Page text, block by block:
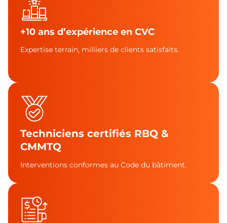
+10 ans d’expérience en CVC
Expertise terrain, milliers de clients satisfaits.
Techniciens certifiés RBQ &
CMMTQ
Interventions conformes au Code du bâtiment.